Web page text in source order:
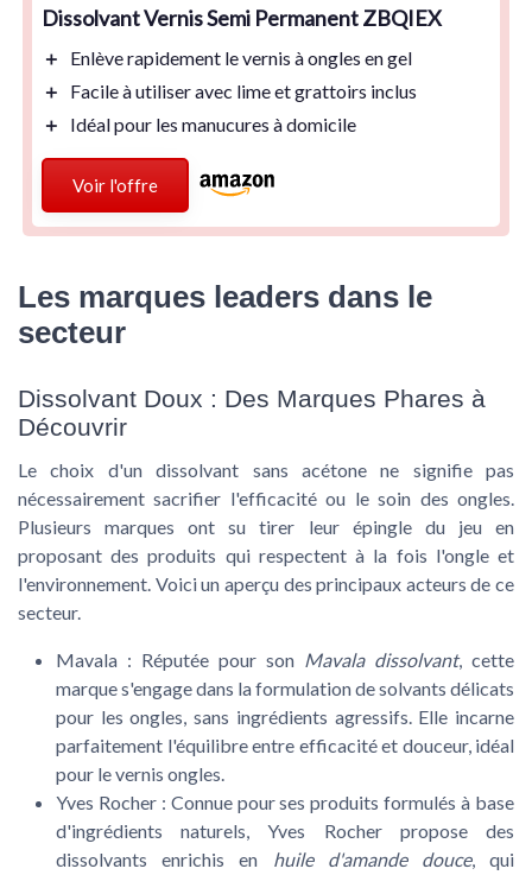
Dissolvant Vernis Semi Permanent ZBQIEX
＋ Enlève rapidement le vernis à ongles en gel
＋
Facile à utiliseravec lime et grattoirs inclus
＋
Idéal pour les manucures à domicile
Voir l'offre
Les marques leaders dans le
secteur
Dissolvant Doux : Des Marques Phares à
Découvrir
Le choix d'un dissolvant sans acétone ne signifie pas
nécessairement sacrifier l'efficacité ou le soin des ongles.
Plusieurs marques ont su tirer leur épingle du jeu en
proposant des produits qui respectent à la fois l'ongle et
l'environnement. Voici un aperçu des principaux acteurs de ce
secteur.
Mavala : Réputée pour son Mavala dissolvant, cette
marque s'engage dans la formulation de solvants délicats
pour les ongles, sans ingrédients agressifs. Elle incarne
parfaitement l'équilibre entre efficacité et douceur, idéal
pour le vernis ongles.
Yves Rocher: Connue pour ses produits formulés à base
d'ingrédients naturels, Yves Rocher propose des
dissolvants enrichis en huile d'amande douce, qui